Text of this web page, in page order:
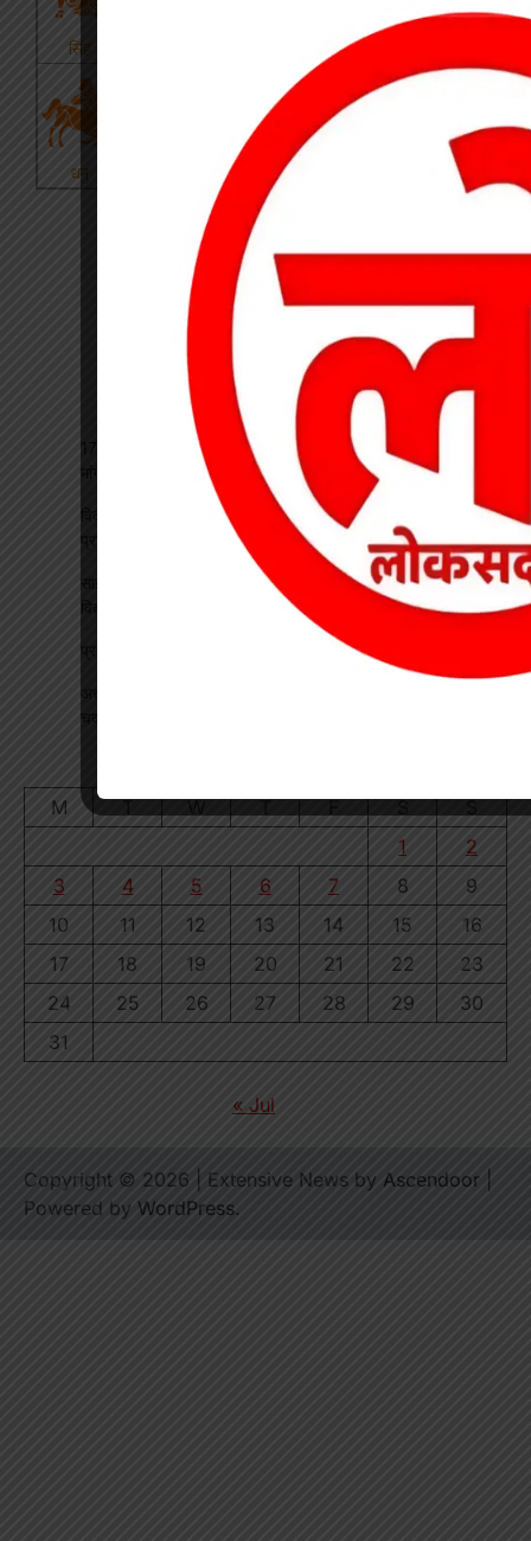
17 अगस्त की हड़ताल से पहले चेयरमैन ने बुलाई बैठक, बिजली कर्मियों की
विकसित भारत रोजगार मिशन पर खारंग में एकदिवसीय प्रशिक्षण, जनपद
प्रतिनिधियों ने सीखी योजनाओं के प्रभावी क्रियान्वयन की बारीकियां
साइबर सुरक्षा एवं छात्र कानून जागरूकता कार्यक्रम आयोजित, प्रतिभावान
प्रधान पाठक पर हमला, स्कूल का चपरासी गिरफ्तार
M
1
2
3
4 5 6 7 8
9
10
11 12 13 14 15
16
17
18 19 20 21 22
23
24
25 26 27 28 29
30
31
« Jul
Copyright © 2026 | Extensive News by Ascendoor
Powered by WordPress.